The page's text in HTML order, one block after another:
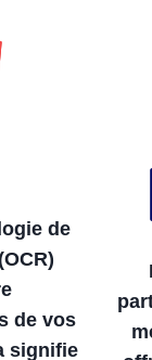
de
de vos
signifie